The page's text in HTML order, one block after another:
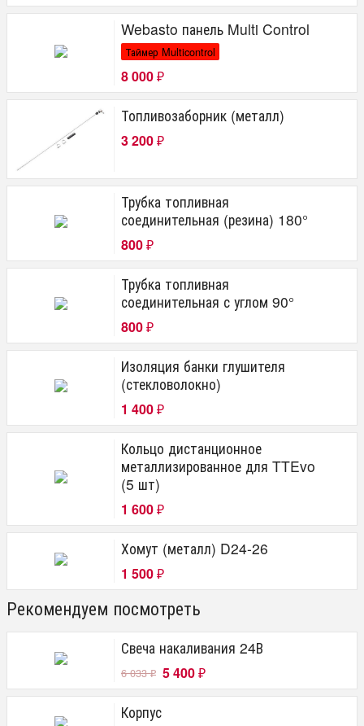
Webasto панель Multi Control
Таймер Multicontrol
8 000 ₽
Топливозаборник (металл)
3 200 ₽
Трубка топливная
соединительная (резина) 180°
800 ₽
Трубка топливная
соединительная с углом 90°
800 ₽
Изоляция банки глушителя
(стекловолокно)
1 400 ₽
Кольцо дистанционное
металлизированное для TTEvo
(5 шт)
1 600 ₽
Хомут (металл) D24-26
1 500 ₽
Рекомендуем посмотреть
Свеча накаливания 24В
6 033₽ 5 400 ₽
Корпус